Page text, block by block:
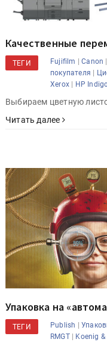
Качественные
ТЕГИ Fujifilm |Canon |
покупателя |
Xerox | HP
Выбираем цветную
Читать далее
Упаковка на
ТЕГИ Publish |
RMGT| Koenig &